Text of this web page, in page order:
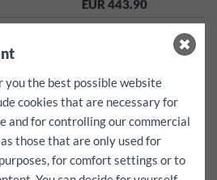
EUR 443.90
Nisan ayına kadar kış lastikleri
her sey dahil fiyatlardir!
lastikleri ücreti, sözlesmelerin Damga
fiyatlarda dahil!*
EUR 0.50
you the best possible website
cookies that are necessary for
and for controlling our commercial
those that are only used for
for comfort settings or to